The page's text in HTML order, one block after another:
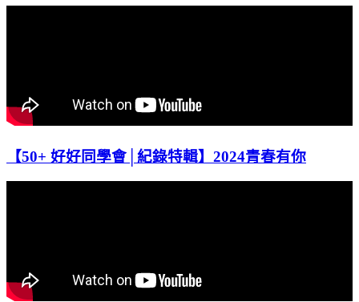
【50+ 好好同學會│紀錄特輯】2024青春有你